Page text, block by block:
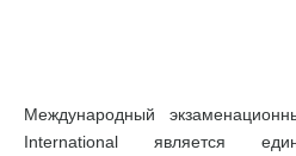
Международный
International является